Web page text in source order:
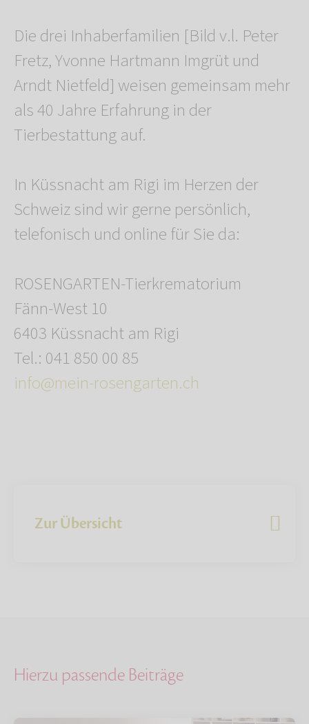
Die drei Inhaberfamilien [Bild v.l. Peter
Fretz, Yvonne Hartmann Imgrüt und
Arndt Nietfeld] weisen gemeinsam mehr
als 40 Jahre Erfahrung in der
Tierbestattung auf.
In Küssnacht am Rigi im Herzen der
Schweiz sind wir gerne persönlich,
telefonisch und online für Sie da:
ROSENGARTEN-Tierkrematorium
Fänn-West 10
6403 Küssnacht am Rigi
Tel.: 041 850 00 85
info@mein-rosengarten.ch
Zur Übersicht
Hierzu passende Beiträge